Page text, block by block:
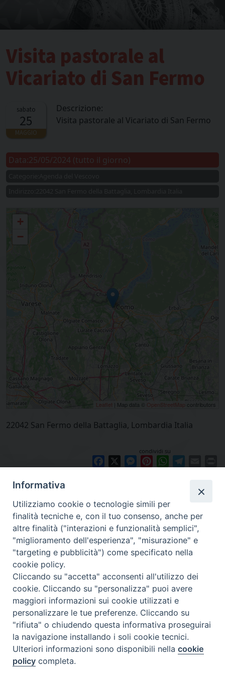
Visita pastorale al
Vicariato di San Fermo
sabato
25
MAGGIO
Descrizione:
Visita pastorale al Vicariato di San Fermo
Data:25/05/2024 (tutto il giorno)
Visita pastorale al Vicariato di San Fermo
+
−
Leaflet | Map data © OpenStreetMap contributors
22042 San Fermo della Battaglia, Lombardia Italia
condividi su
Facebook Messenger
PinterestWhatsApp
Diocesi
di Como
Diocesi di Como | piazza Grimoldi, 5
Riproduzione solo con permesso.
Informativa
Utilizziamo cookie o tecnologie simili per
finalità tecniche e, con il tuo consenso, anche per
altre finalità ("interazioni e funzionalità semplici",
"miglioramento dell'esperienza", "misurazione" e
"targeting e pubblicità") come specificato nella
cookie policy.
Cliccando su "accetta" acconsenti all'utilizzo dei
cookie. Cliccando su "personalizza" puoi avere
maggiori informazioni sui cookie utilizzati e
personalizzare le tue preferenze. Cliccando su
"rifiuta" o chiudendo questa informativa proseguirai
la navigazione installando i soli cookie tecnici.
Ulteriori informazioni sono disponibili nellacookie
policy completa.